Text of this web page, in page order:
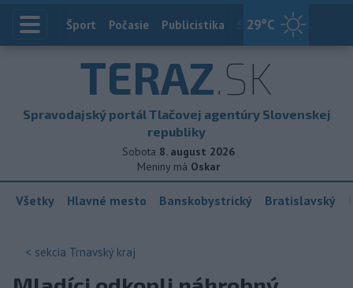
29°C
Index
Šport Počasie Publicistika Slovensko
TERAZ.SK
Spravodajský portál Tlačovej agentúry Slovenskej
republiky
Sobota 8. august 2026
Meniny má Oskar
Všetky Hlavné mesto Banskobystrický Bratislavský
< sekcia Trnavský kraj